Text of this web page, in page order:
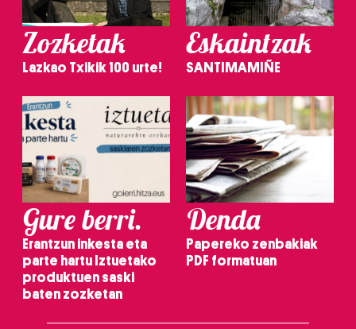
Zozketak
Lazkao Txikik 100 urte!
Eskaintzak
SANTIMAMIÑE
Gure berri.
Erantzun inkesta eta
parte hartu Iztuetako
produktuen saski
baten zozketan
Denda
Papereko zenbakiak
PDF formatuan